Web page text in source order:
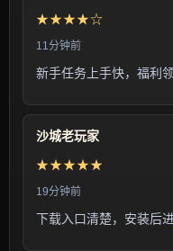
★★★★☆
11分钟前
新手任务上手快，福利
沙城老玩家
★★★★★
19分钟前
下载入口清楚，安装后